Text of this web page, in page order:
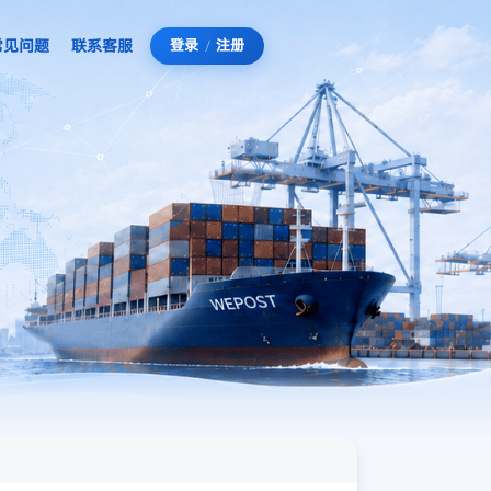
见问题 联系客服 登录 / 注册